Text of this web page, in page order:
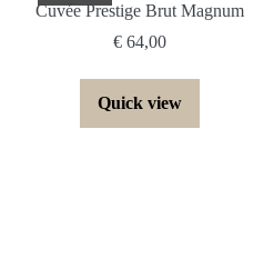
Cuvée Prestige Brut Magnum
€ 64,00
Quick view